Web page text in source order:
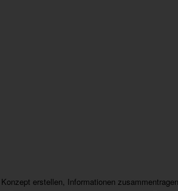
erstellen, Informationen